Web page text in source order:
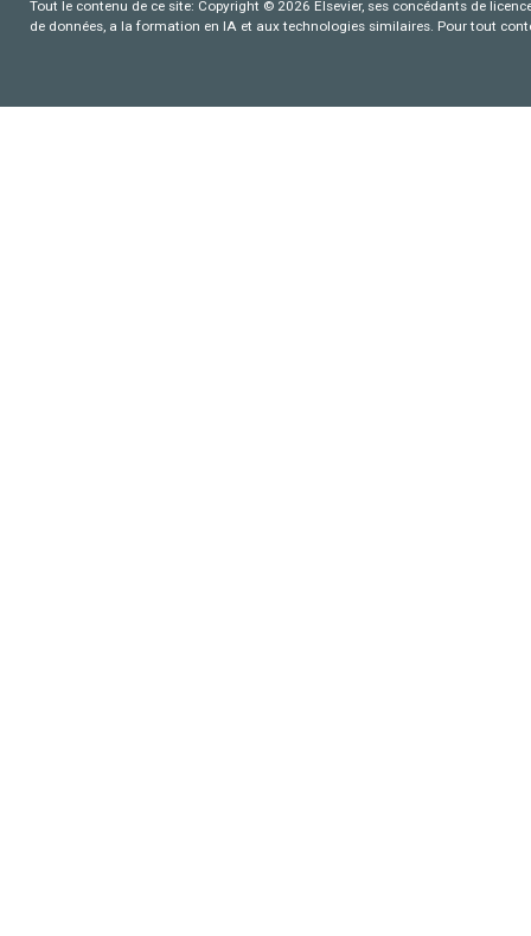
Tout le contenu de ce site: Copyright © 2026 Elsevier, ses concédants de
de données, a la formation en IA et aux technologies similaires. Pour tout